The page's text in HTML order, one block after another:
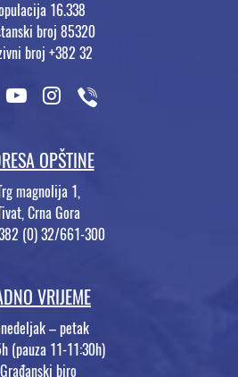
16.338
broj 85320
broj +382 32
OPŠTINE
magnolija 1,
Crna Gora
(0) 32/661-300
VRIJEME
– petak
(pauza 11-11:30h)
Građanski biro